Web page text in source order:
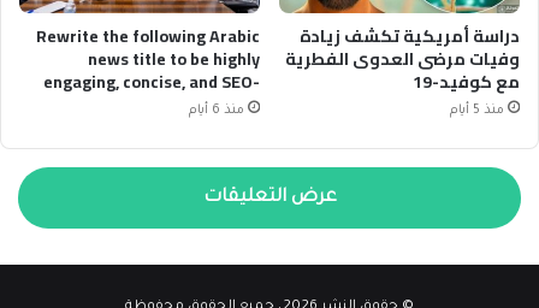
دراسة أمريكية تكشف زيادة
وفيات مرضى العدوى الفطرية
مع كوفيد-19
منذ 5 أيام
Rewrite the following Arabic
news title to be highly
engaging, concise, and SEO-
رئيس الوزراء الكويتي يبحث
مستجدات مشروع مستشفيات
الضمان الصحي وتطوير
منظومة التأمين الصحي
Output ONLY the plain text of
منذ 6 أيام
عرض التعليقات